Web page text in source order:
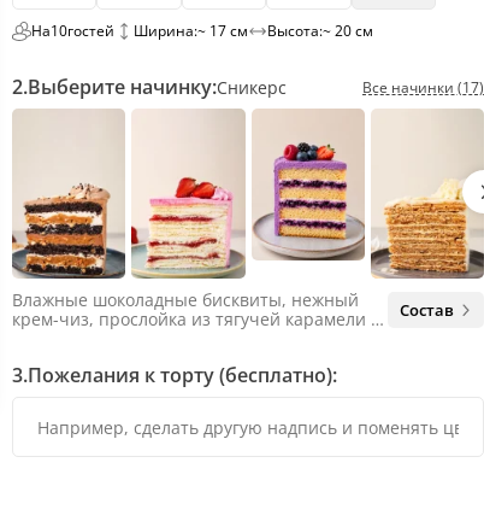
На10гостей Ширина:~ 17 см Высота:~ 20 см
2.Выберите начинку:Сникерс Все начинки (17)
Влажные шоколадные бисквиты, нежный
крем-чиз, прослойка из тягучей карамели и
карамели, не оставляя ни единого шанса
Состав
3.Пожелания к торту (бесплатно):